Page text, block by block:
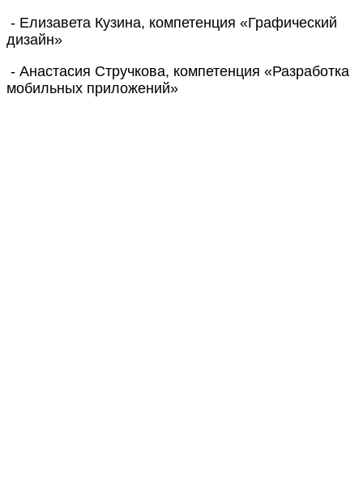
- Елизавета Кузина, компетенция «Графический
дизайн»
- Анастасия Стручкова, компетенция «Разработка
мобильных приложений»